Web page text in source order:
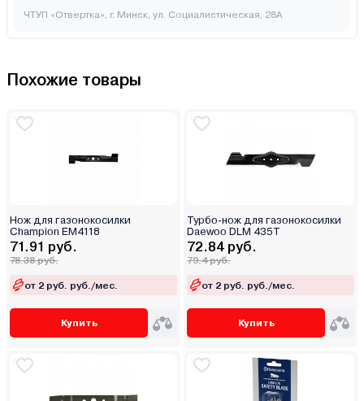
ЧТУП «Отвертка», г. Минск, ул. Социалистическая, 28А
Похожие товары
Нож для газонокосилки
Champion EM4118
71.91 руб.
78.38 руб.
от 2 руб. руб./мес.
Купить
Турбо-нож для газонокосилки
Daewoo DLM 435T
72.84 руб.
79.4 руб.
от 2 руб. руб./мес.
Купить